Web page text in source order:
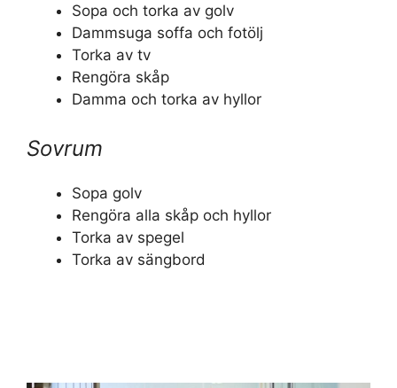
Sopa och torka av golv
Dammsuga soffa och fotölj
Torka av tv
Rengöra skåp
Damma och torka av hyllor
Sovrum
Sopa golv
Rengöra alla skåp och hyllor
Torka av spegel
Torka av sängbord